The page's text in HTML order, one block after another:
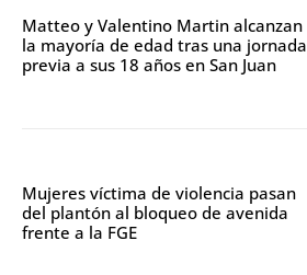
Matteo y Valentino Martin alcanzan
la mayoría de edad tras una jornada
previa a sus 18 años en San Juan
Mujeres víctima de violencia pasan
del plantón al bloqueo de avenida
frente a la FGE